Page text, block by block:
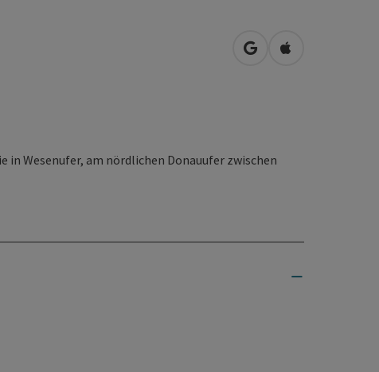
in Google Maps öffnen
in Apple Maps
in Wesenufer, am nördlichen Donauufer zwischen